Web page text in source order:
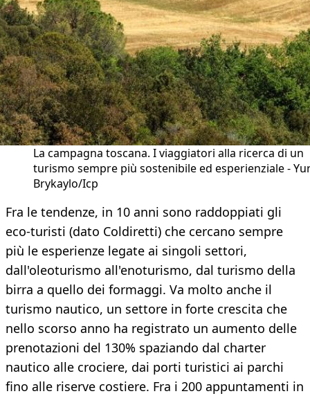
La campagna toscana. I viaggiatori alla ricerca di un
turismo sempre più sostenibile ed esperienziale -
Brykaylo/Icp
Fra le tendenze, in 10 anni sono raddoppiati gli
eco-turisti (dato Coldiretti) che cercano sempre
più le esperienze legate ai singoli settori,
dall'oleoturismo all'enoturismo, dal turismo della
birra a quello dei formaggi. Va molto anche il
turismo nautico, un settore in forte crescita che
nello scorso anno ha registrato un aumento delle
prenotazioni del 130% spaziando dal charter
nautico alle crociere, dai porti turistici ai parchi
fino alle riserve costiere. Fra i 200 appuntamenti in